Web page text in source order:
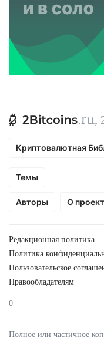
,
Криптовалютная
Темы
Авторы О
Редакционная политика
Политика
Пользовательское
Правообладателям
0
Полное или частичное